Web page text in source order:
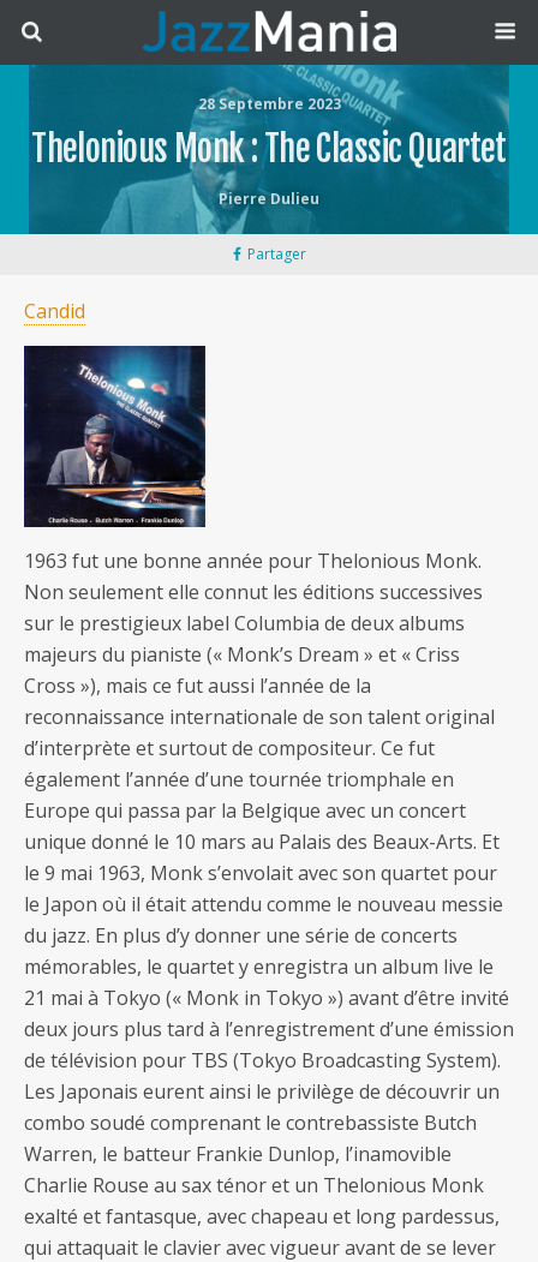
28 Septembre 2023
Thelonious Monk : The Classic Quartet
Pierre Dulieu
Partager
Candid
1963 fut une bonne année pour Thelonious Monk.
Non seulement elle connut les éditions successives
sur le prestigieux label Columbia de deux albums
majeurs du pianiste (« Monk’s Dream » et « Criss
Cross »), mais ce fut aussi l’année de la
reconnaissance internationale de son talent original
d’interprète et surtout de compositeur. Ce fut
également l’année d’une tournée triomphale en
Europe qui passa par la Belgique avec un concert
unique donné le 10 mars au Palais des Beaux-Arts. Et
le 9 mai 1963, Monk s’envolait avec son quartet pour
le Japon où il était attendu comme le nouveau messie
du jazz. En plus d’y donner une série de concerts
mémorables, le quartet y enregistra un album live le
21 mai à Tokyo (« Monk in Tokyo ») avant d’être invité
deux jours plus tard à l’enregistrement d’une émission
de télévision pour TBS (Tokyo Broadcasting System).
Les Japonais eurent ainsi le privilège de découvrir un
combo soudé comprenant le contrebassiste Butch
Warren, le batteur Frankie Dunlop, l’inamovible
Charlie Rouse au sax ténor et un Thelonious Monk
exalté et fantasque, avec chapeau et long pardessus,
qui attaquait le clavier avec vigueur avant de se lever